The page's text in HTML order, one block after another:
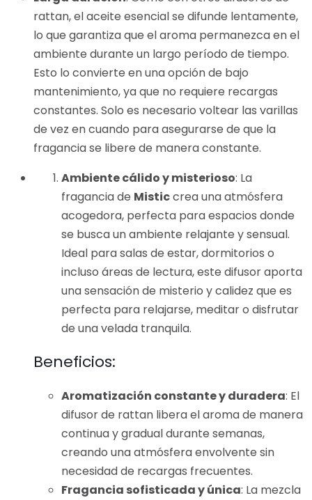
rattan, el aceite esencial se difunde lentamente,
lo que garantiza que el aroma permanezca en el
ambiente durante un largo período de tiempo.
Esto lo convierte en una opción de bajo
mantenimiento, ya que no requiere recargas
constantes. Solo es necesario voltear las varillas
de vez en cuando para asegurarse de que la
fragancia se libere de manera constante.
Ambiente cálido y misterioso: La
fragancia de Misticcrea una atmósfera
acogedora, perfecta para espacios donde
se busca un ambiente relajante y sensual.
Ideal para salas de estar, dormitorios o
incluso áreas de lectura, este difusor aporta
una sensación de misterio y calidez que es
perfecta para relajarse, meditar o disfrutar
de una velada tranquila.
Beneficios:
Aromatización constante y duradera: El
difusor de rattan libera el aroma de manera
continua y gradual durante semanas,
creando una atmósfera envolvente sin
necesidad de recargas frecuentes.
Fragancia sofisticada y única: La mezcla